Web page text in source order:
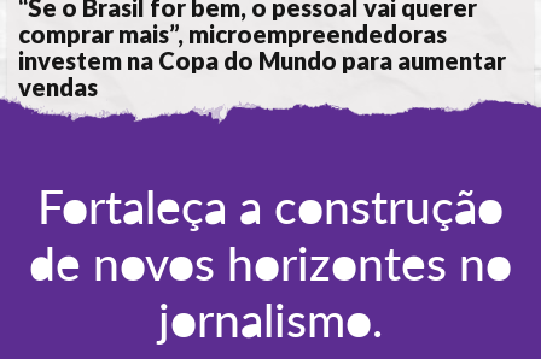
“Se o Brasil for bem, o pessoal vai querer
comprar mais”, microempreendedoras
investem na Copa do Mundo para aumentar
vendas
Fortaleça a construção
de novos horizontes no
jornalismo.